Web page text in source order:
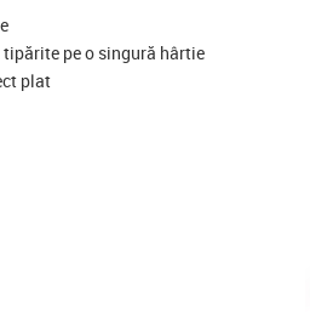
pe o singură hârtie
plat